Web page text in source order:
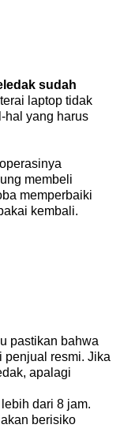
sudah
laptop tidak
hal yang harus
membeli
memperbaiki
kembali.
pastikan bahwa
penjual resmi. Jika
apalagi
dari 8 jam.
berisiko